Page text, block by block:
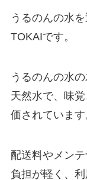
うるのんの水
TOKAIです。
うるのんの水
天然水で、味
価されています
配送料やメン
負担が軽く、利